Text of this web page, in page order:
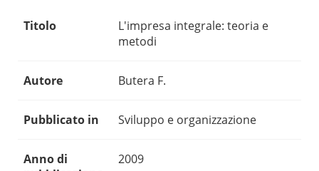
Titolo
L'impresa integrale: teoria e
metodi
Autore Butera F.
Pubblicato in Sviluppo e organizzazione
Anno di
2009